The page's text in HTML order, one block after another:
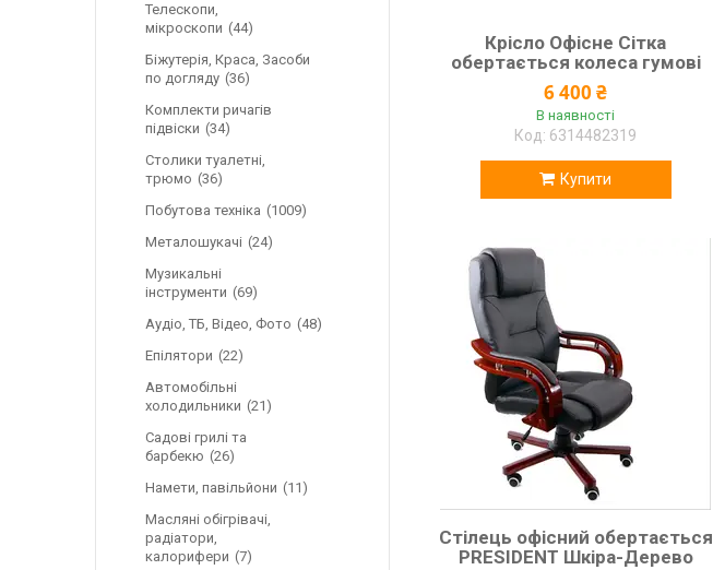
Крісло Офісне Сітка
обертається колеса гумові
6 400 ₴
В наявності
6314482319
Купити
Стілець офісний обертається
PRESIDENT Шкіра-Дерево
Телескопи,
мікроскопи
44
Біжутерія, Краса, Засоби
по догляду 36
Комплекти ричагів
підвіски
34
Столики туалетні,
трюмо
36
Побутова техніка
1009
Металошукачі
24
Музикальні
інструменти
69
Аудіо, ТБ, Відео, Фото
48
Епілятори
22
Автомобільні
холодильники
21
Садові грилі та
барбекю
26
Намети, павільйони
11
Масляні обігрівачі,
радіатори,
калорифери
7